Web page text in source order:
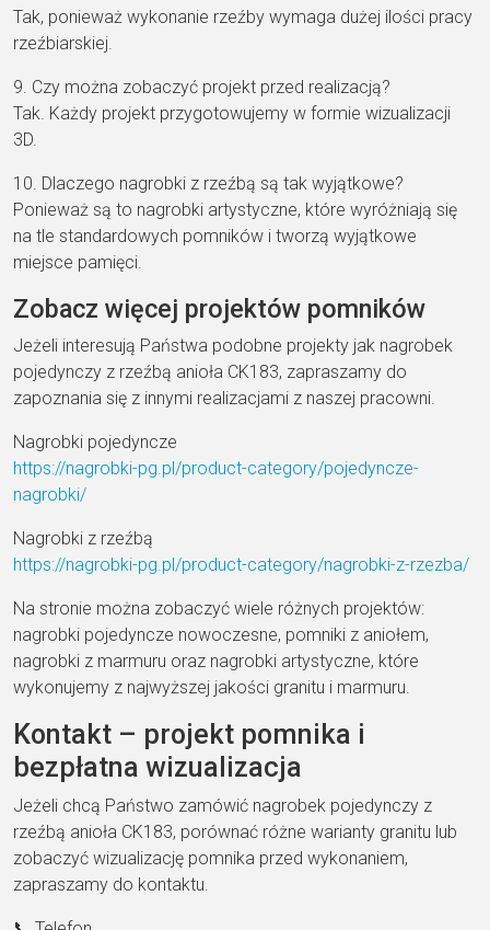
Tak, ponieważ wykonanie rzeźby wymaga dużej ilości pracy
rzeźbiarskiej.
9. Czy można zobaczyć projekt przed realizacją?
Tak. Każdy projekt przygotowujemy w formie wizualizacji
3D.
10. Dlaczego nagrobki z rzeźbą są tak wyjątkowe?
Ponieważ są to nagrobki artystyczne, które wyróżniają się
na tle standardowych pomników i tworzą wyjątkowe
miejsce pamięci.
Zobacz więcej projektów pomników
Jeżeli interesują Państwa podobne projekty jak nagrobek
pojedynczy z rzeźbą anioła CK183, zapraszamy do
zapoznania się z innymi realizacjami z naszej pracowni.
Nagrobki pojedyncze
https://nagrobki-pg.pl/product-category/pojedyncze-
nagrobki/
Nagrobki z rzeźbą
https://nagrobki-pg.pl/product-category/nagrobki-z-rzezba/
Na stronie można zobaczyć wiele różnych projektów:
nagrobki pojedyncze nowoczesne, pomniki z aniołem,
nagrobki z marmuru oraz nagrobki artystyczne, które
wykonujemy z najwyższej jakości granitu i marmuru.
Kontakt – projekt pomnika i
bezpłatna wizualizacja
Jeżeli chcą Państwo zamówić nagrobek pojedynczy z
rzeźbą anioła CK183, porównać różne warianty granitu lub
zobaczyć wizualizację pomnika przed wykonaniem,
zapraszamy do kontaktu.